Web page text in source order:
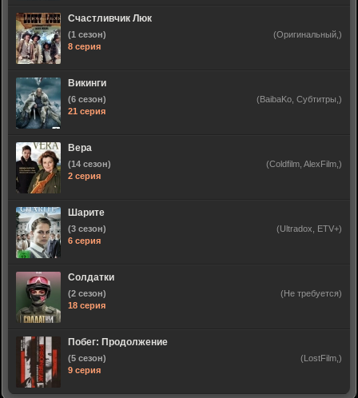
Счастливчик Люк
(1 сезон)
8 серия
(Оригинальный,)
Викинги
(6 сезон)
21 серия
(BaibaKo, Субтитры,)
Вера
(14 сезон)
2 серия
(Coldfilm, AlexFilm,)
Шарите
(3 сезон)
6 серия
(Ultradox, ETV+)
Солдатки
(2 сезон)
18 серия
(Не требуется)
Побег: Продолжение
(5 сезон)
9 серия
(LostFilm,)